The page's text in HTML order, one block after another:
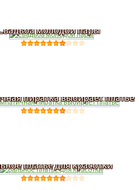
молодой пары
пиратка выбирает платье
платье для красотки